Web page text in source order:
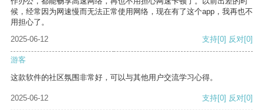
候，经常因为网速慢而无法正常使用网络，现在有了这个app，我再也不
用担心了。
2025-06-12
支持[0] 反对[0]
游客
这款软件的社区氛围非常好，可以与其他用户交流学习心得。
2025-06-12 支持[0] 反对[0]